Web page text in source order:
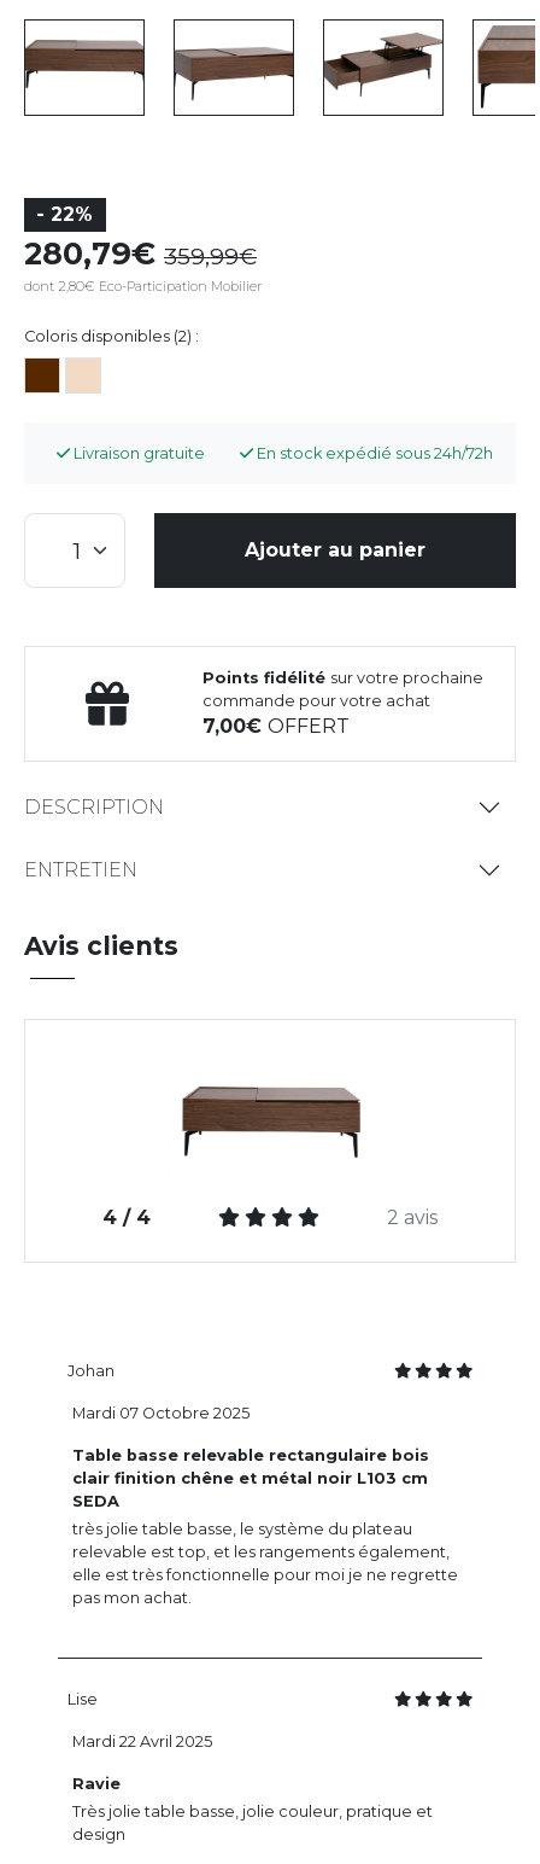
- 22%
280,79 359,99
dont 2,80€ Eco-Participation Mobilier
Coloris disponibles (2) :
Livraison gratuite En stock expédié sous 24h/72h
Ajouter au panier
Points fidélité sur votre prochaine
commande pour votre achat
7,00OFFERT
DESCRIPTION
ENTRETIEN
Avis clients
4 / 4 2 avis
Johan
Table basse relevable rectangulaire bois
clair finition chêne et métal noir L103 cm
SEDA
très jolie table basse, le système du plateau
relevable est top, et les rangements également,
elle est très fonctionnelle pour moi je ne regrette
pas mon achat.
Mardi 07 Octobre 2025
Lise
Ravie
Très jolie table basse, jolie couleur, pratique et
design
Mardi 22 Avril 2025